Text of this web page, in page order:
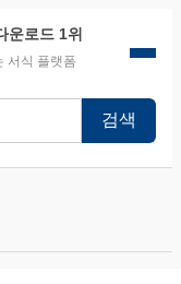
운로드 1위
서식 플랫폼
검색